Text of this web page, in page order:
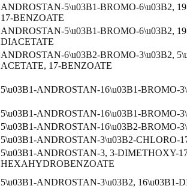
ANDROSTAN-5\u03B1-BROMO-6\u03B2,
17-BENZOATE
ANDROSTAN-5\u03B1-BROMO-6\u03B2,
DIACETATE
ANDROSTAN-6\u03B2-BROMO-3\u03B2,
ACETATE, 17-BENZOATE
5\u03B1-ANDROSTAN-16\u03B1-BROMO-
5\u03B1-ANDROSTAN-16\u03B1-BROMO-
5\u03B1-ANDROSTAN-16\u03B2-BROMO-
5\u03B1-ANDROSTAN-3\u03B2-CHLORO-
5\u03B1-ANDROSTAN-3, 3-DIMETHOXY-
HEXAHYDROBENZOATE
5\u03B1-ANDROSTAN-3\u03B2, 16\u03B1-